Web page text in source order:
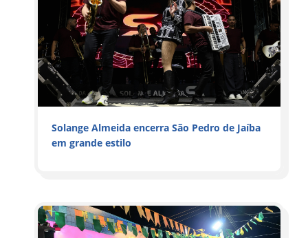
Solange Almeida encerra São Pedro de Jaíba
em grande estilo